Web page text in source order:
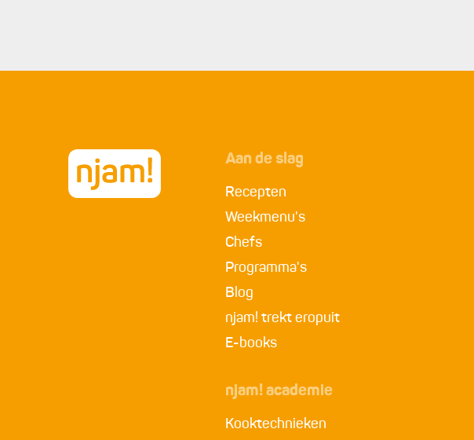
Aan de slag
Recepten
Weekmenu's
Chefs
Programma's
Blog
njam! trekt eropuit
E-books
njam! academie
Kooktechnieken